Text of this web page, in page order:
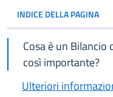
INDICE DELLA PAGINA
Cosa è un Bilancio
così importante?
Ulteriori